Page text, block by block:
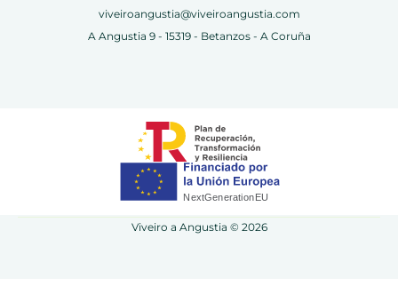
viveiroangustia@viveiroangustia.com
A Angustia 9 - 15319 - Betanzos - A Coruña
Viveiro a Angustia © 2026